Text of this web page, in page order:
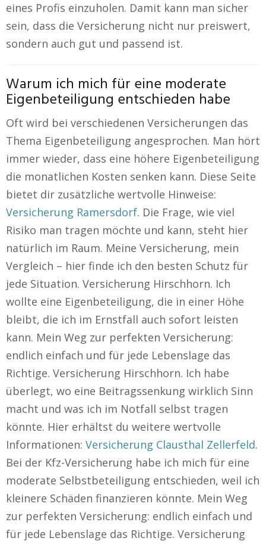
eines Profis einzuholen. Damit kann man sicher
sein, dass die Versicherung nicht nur preiswert,
sondern auch gut und passend ist.
Warum ich mich für eine moderate
Eigenbeteiligung entschieden habe
Oft wird bei verschiedenen Versicherungen das
Thema Eigenbeteiligung angesprochen. Man hört
immer wieder, dass eine höhere Eigenbeteiligung
die monatlichen Kosten senken kann. Diese Seite
bietet dir zusätzliche wertvolle Hinweise:
Versicherung Ramersdorf. Die Frage, wie viel
Risiko man tragen möchte und kann, steht hier
natürlich im Raum. Meine Versicherung, mein
Vergleich – hier finde ich den besten Schutz für
jede Situation. Versicherung Hirschhorn. Ich
wollte eine Eigenbeteiligung, die in einer Höhe
bleibt, die ich im Ernstfall auch sofort leisten
kann. Mein Weg zur perfekten Versicherung:
endlich einfach und für jede Lebenslage das
Richtige. Versicherung Hirschhorn. Ich habe
überlegt, wo eine Beitragssenkung wirklich Sinn
macht und was ich im Notfall selbst tragen
könnte. Hier erhältst du weitere wertvolle
Informationen: Versicherung Clausthal Zellerfeld.
Bei der Kfz-Versicherung habe ich mich für eine
moderate Selbstbeteiligung entschieden, weil ich
kleinere Schäden finanzieren könnte. Mein Weg
zur perfekten Versicherung: endlich einfach und
für jede Lebenslage das Richtige. Versicherung